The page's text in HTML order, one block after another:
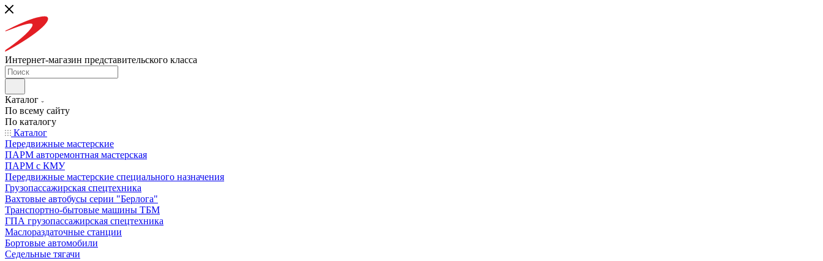
Интернет-магазин представительского класса
Каталог
По всему сайту
По каталогу
Каталог
Передвижные мастерские
ПАРМ авторемонтная мастерская
ПАРМ с КМУ
Передвижные мастерские специального назначения
Грузопассажирская спецтехника
Вахтовые автобусы серии "Берлога"
Транспортно-бытовые машины ТБМ
ГПА грузопассажирская спецтехника
Маслораздаточные станции
Бортовые автомобили
Седельные тягачи